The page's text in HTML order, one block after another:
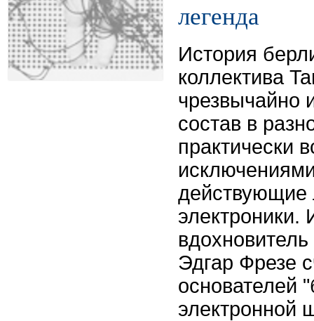
легенда
История
коллектива
чрезвычайно
состав в
практически
действующие
электроники.
Эдгар Фрезе
основателей
электронной